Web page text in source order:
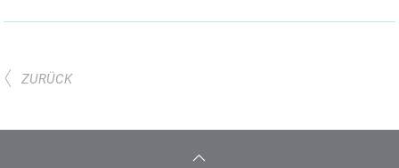
ZURÜCK